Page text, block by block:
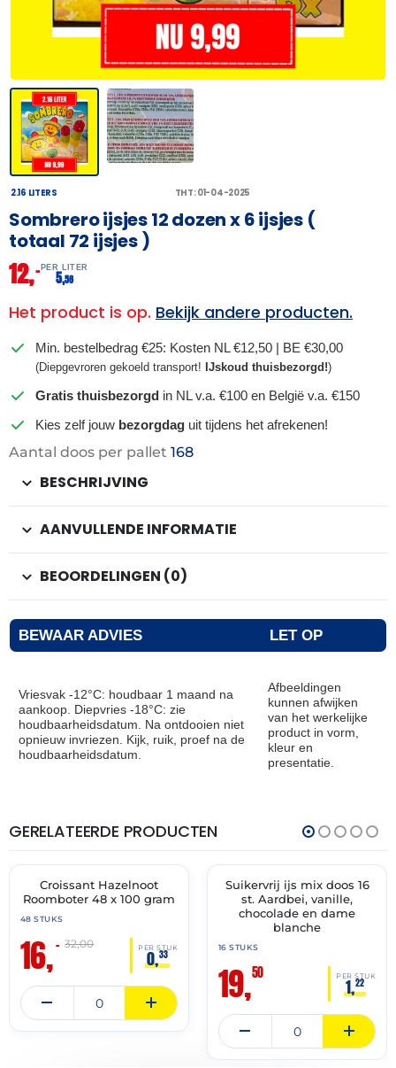
2.16 LITERS THT: 01-04-2025
Sombrero ijsjes 12 dozen x 6 ijsjes (
totaal 72 ijsjes )
12,– PER LITER
5,56
Het product is op. Bekijk andere producten.
Min. bestelbedrag €25: Kosten NL €12,50 | BE €30,00
(Diepgevroren gekoeld transport! IJskoud thuisbezorgd!)
Gratis thuisbezorgd in NL v.a. €100 en België v.a. €150
Kies zelf jouw bezorgdag uit tijdens het afrekenen!
Aantal doos per pallet 168
BESCHRIJVING
AANVULLENDE INFORMATIE
BEOORDELINGEN (0)
BEWAAR ADVIES LET OP
Vriesvak -12°C: houdbaar 1 maand na
aankoop. Diepvries -18°C: zie
houdbaarheidsdatum. Na ontdooien niet
opnieuw invriezen. Kijk, ruik, proef na de
houdbaarheidsdatum.
Afbeeldingen
kunnen afwijken
van het werkelijke
product in vorm,
kleur en
presentatie.
GERELATEERDE PRODUCTEN
🔥 OP=OP
THT:
31-
Croissant Hazelnoot
Roomboter 48 x 100 gram
48 STUKS
16,– PER STUK
0,33
32,00
✓ VAST ASSORTIMENT
Suikervrij ijs mix doos 16
st. Aardbei, vanille,
chocolade en dame
blanche
16 STUKS
19,50 PER STUK
1,22